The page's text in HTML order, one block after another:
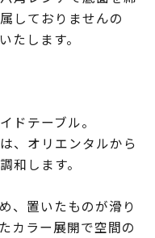
しておりませんの
たします。
ドテーブル。
、オリエンタルから
和します。
、置いたものが滑り
カラー展開で空間の